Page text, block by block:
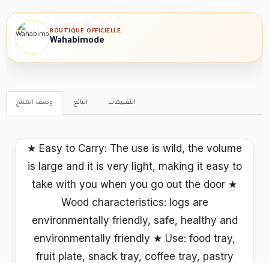
BOUTIQUE OFFICIELLE
Wahabimode
وصف المنتج البائع التقييمات
★ Easy to Carry: The use is wild, the volume
is large and it is very light, making it easy to
take with you when you go out the door ★
Wood characteristics: logs are
environmentally friendly, safe, healthy and
environmentally friendly ★ Use: food tray,
fruit plate, snack tray, coffee tray, pastry